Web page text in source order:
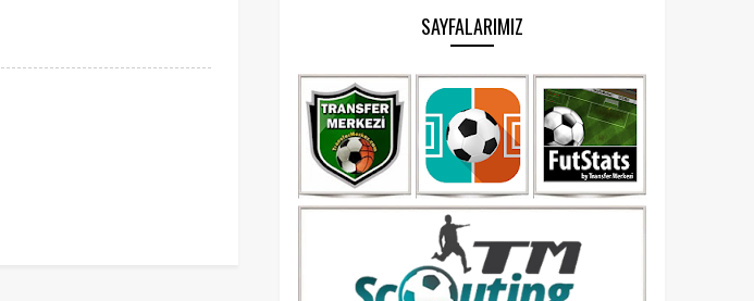
SAYFALARIMIZ